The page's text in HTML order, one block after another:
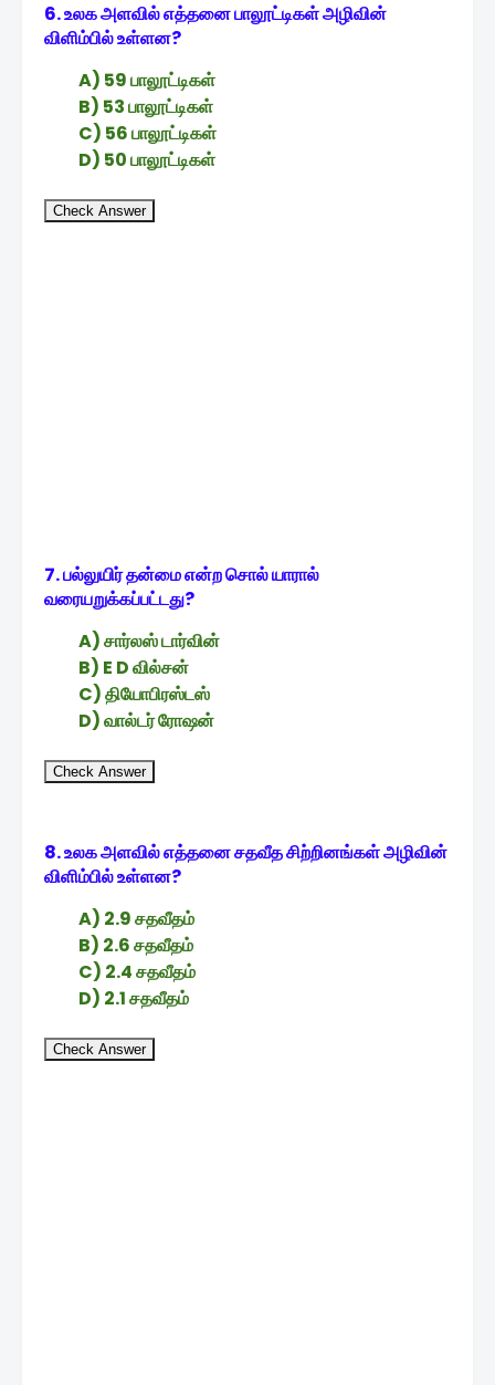
6. உலக அளவில் எத்தனை பாலூட்டிகள் அழிவின்
விளிம்பில் உள்ளன?
A) 59 பாலூட்டிகள்
B) 53 பாலூட்டிகள்
C) 56 பாலூட்டிகள்
D) 50 பாலூட்டிகள்
Check Answer
7. பல்லுயிர் தன்மை என்ற சொல் யாரால்
வரையறுக்கப்பட்டது?
A) சார்லஸ் டார்வின்
B) E D வில்சன்
C) தியோபிரஸ்டஸ்
D) வால்டர் ரோஷன்
Check Answer
8. உலக அளவில் எத்தனை சதவீத சிற்றினங்கள் அழிவின்
விளிம்பில் உள்ளன?
A) 2.9 சதவீதம்
B) 2.6 சதவீதம்
C) 2.4 சதவீதம்
D) 2.1 சதவீதம்
Check Answer